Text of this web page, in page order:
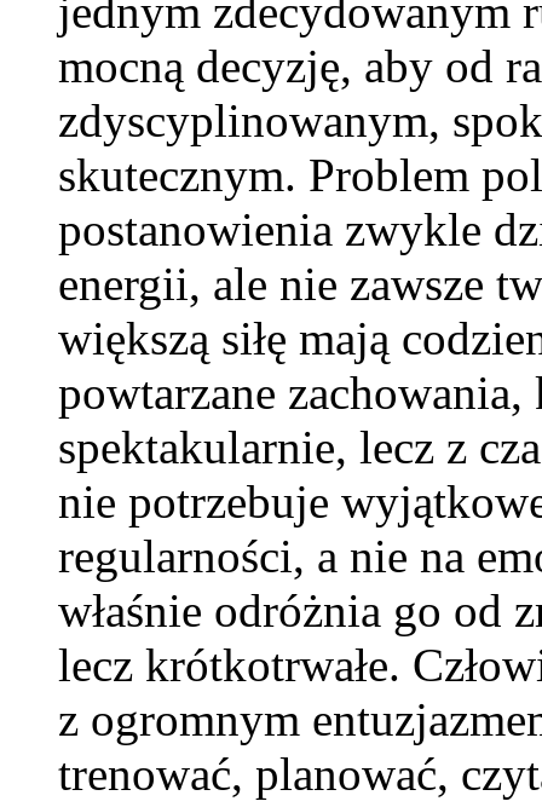
jednym zdecydowanym
mocną decyzję, aby od
zdyscyplinowanym,
skutecznym. Problem
postanowienia zwykle
energii, ale nie zawsze
większą siłę mają
powtarzane
spektakularnie, lecz z
nie potrzebuje
regularności, a nie na
właśnie odróżnia go od
lecz krótkotrwałe.
z ogromnym
trenować, planować,